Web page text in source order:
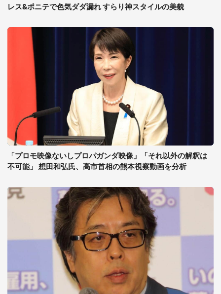
レス&ポニテで色気ダダ漏れ すらり神スタイルの美貌
「プロモ映像ないしプロパガンダ映像」「それ以外の解釈は
不可能」 想田和弘氏、高市首相の熊本視察動画を分析